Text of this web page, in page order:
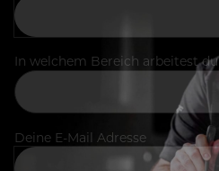
In welchem Bereich arbeitest du
Deine E-Mail Adresse